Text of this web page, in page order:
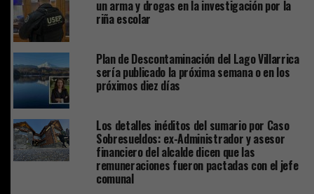
un arma y drogas en la investigación por la
riña escolar
Plan de Descontaminación del Lago Villarrica
sería publicado la próxima semana o en los
próximos diez días
Los detalles inéditos del sumario por Caso
Sobresueldos: ex-Administrador y asesor
financiero del alcalde dicen que las
remuneraciones fueron pactadas con el jefe
comunal